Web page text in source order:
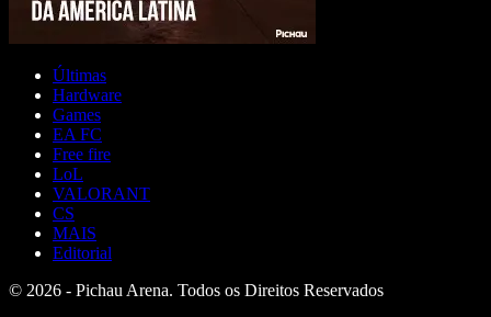
Últimas
Hardware
Games
EA FC
Free fire
LoL
VALORANT
CS
MAIS
Editorial
© 2026 - Pichau Arena. Todos os Direitos Reservados